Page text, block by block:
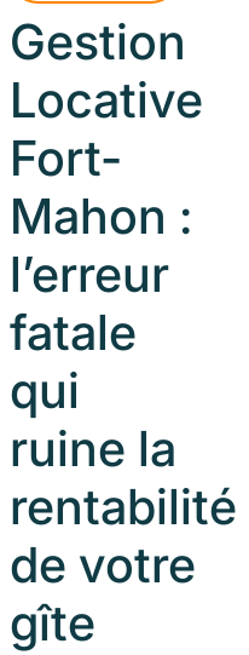
Gestion
Locative
Fort-
Mahon :
l’erreur
fatale
qui
ruine la
rentabilité
de votre
gîte